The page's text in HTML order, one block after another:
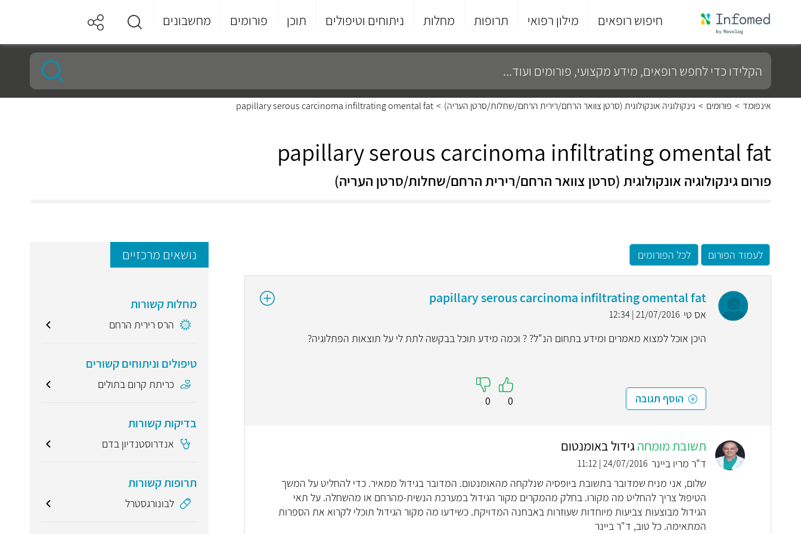
חיפוש רופאים מילון רפואי תרופות מחלות ניתוחים וטיפולים תוכן פורומים מחשבונים
סוף
התפריט
הקלידו
כדי
לחפש
רופאים,
מידע
מקצועי,
אינפומד > פורומים > גינקולוגיה אונקולוגית (סרטן צוואר הרחם/רירית הרחם/שחלות/סרטן העריה) >
papillary serous carcinoma infiltrating omental fat
papillary serous carcinoma infiltrating omental fat
פורום גינקולוגיה אונקולוגית (סרטן צוואר הרחם/רירית הרחם/שחלות/סרטן העריה)
לעמוד הפורום לכל הפורומים
papillary serous carcinoma infiltrating omental fat
אס טי 21/07/2016 | 12:34
היכן אוכל למצוא מאמרים ומידע בתחום הנ"ל? ? וכמה מידע תוכל בבקשה לתת לי על תוצאות הפתלוגיה?
הוסף תגובה 0
0
תשובת מומחה גידול באומנטום
ד"ר מריו ביינר 24/07/2016 | 11:12
שלום, אני מניח שמדובר בתשובת ביופסיה שנלקחה מהאומנטום. המדובר בגידול ממאיר. כדי להחליט על המשך
הטיפול צריך להחליט מה מקורו. בחלק מהמקרים מקור הגידול במערכת הנשית-מהרחם או מהשחלה. על תאי
הגידול מבוצעות צביעות מיוחדות שעוזרות באבחנה המדויקת. כשידעו מה מקור הגידול תוכלי לקרוא את הספרות
המתאימה. כל טוב, ד"ר ביינר
נושאים מרכזיים
מחלות קשורות
הרס רירית הרחם
טיפולים וניתוחים קשורים
כריתת קרום בתולים
בדיקות קשורות
אנדרוסטנדיון בדם
תרופות קשורות
לבונורגסטרל